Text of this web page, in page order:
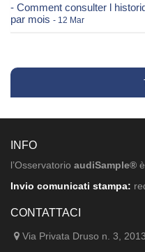
- Comment consulter l
par mois - 12 Mar
INFO
l’Osservatorio audiSample®
Invio comunicati stampa:
CONTATTACI
Via Privata Druso n. 3,